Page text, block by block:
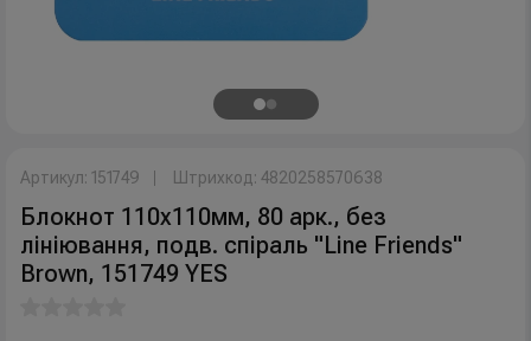
Артикул: 151749 Штрихкод: 4820258570638
Блокнот 110х110мм, 80 арк., без
лініювання, подв. cпіраль "Line Friends"
Brown, 151749 YES